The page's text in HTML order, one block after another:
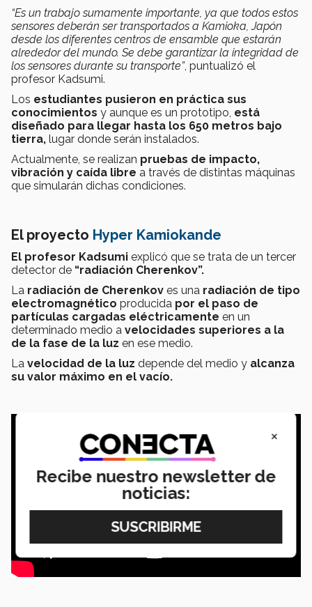
“Es un trabajo sumamente importante, ya que todos estos
sensores deberán ser transportados a Kamioka, Japón
desde los diferentes centros de ensamble que estarán
alrededor del mundo. Se debe garantizar la integridad de
los sensores durante su transporte”, puntualizó el
profesor Kadsumi.
Los estudiantes pusieron en práctica sus
conocimientos y aunque es un prototipo, está
diseñado para llegar hasta los 650 metros bajo
tierra, lugar donde serán instalados.
Actualmente, se realizan pruebas de impacto,
vibración y caída libre a través de distintas máquinas
que simularán dichas condiciones.
El proyecto Hyper Kamiokande
El profesor Kadsumi explicó que se trata de un tercer
detector de “radiación Cherenkov”.
La radiación de Cherenkov es una radiación de tipo
electromagnético producida por el paso de
partículas cargadas eléctricamente en un
determinado medio a velocidades superiores a la
de la fase de la luz en ese medio.
La velocidad de la luz depende del medio y alcanza
su valor máximo en el vacío.
×
Recibe nuestro newsletter de
noticias: